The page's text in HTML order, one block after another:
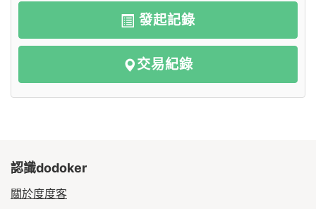
發起記錄
交易紀錄
認識dodoker
關於度度客